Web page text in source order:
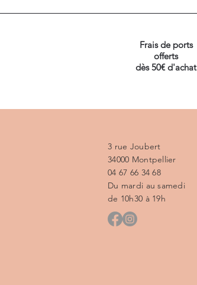
Frais de ports
offerts
dès 50€ d'achat
3 rue Joubert
34000 Montpellier
04 67 66 34 68
Du mardi au samedi
de 10h30 à 19h